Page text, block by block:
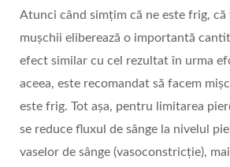
Atunci când simțim că ne este frig,
muşchii eliberează o importantă
efect similar cu cel rezultat în urma
aceea, este recomandat să facem
este frig. Tot așa, pentru limitarea
se reduce fluxul de sânge la nivelul
vaselor de sânge (vasoconstricţie),